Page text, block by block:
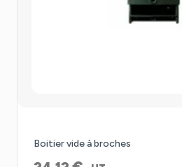
Boitier vide à broches